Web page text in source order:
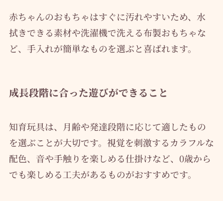
赤ちゃんのおもちゃはすぐに汚れやすいため、水
拭きできる素材や洗濯機で洗える布製おもちゃな
ど、手入れが簡単なものを選ぶと喜ばれます。
成長段階に合った遊びができること
知育玩具は、月齢や発達段階に応じて適したもの
を選ぶことが大切です。視覚を刺激するカラフルな
配色、音や手触りを楽しめる仕掛けなど、0歳から
でも楽しめる工夫があるものがおすすめです。